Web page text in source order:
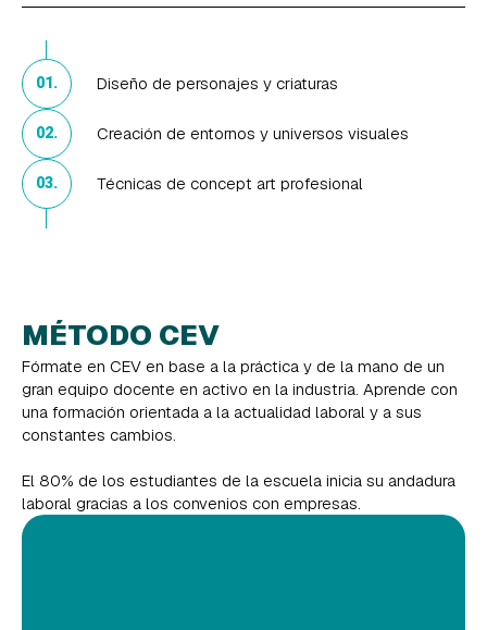
01. Diseño de personajes y criaturas
02. Creación de entornos y universos visuales
03. Técnicas de concept art profesional
MÉTODO CEV
Fórmate en CEV en base a la práctica y de la mano de un
gran equipo docente en activo en la industria. Aprende con
una formación orientada a la actualidad laboral y a sus
constantes cambios.
El 80% de los estudiantes de la escuela inicia su andadura
laboral gracias a los convenios con empresas.